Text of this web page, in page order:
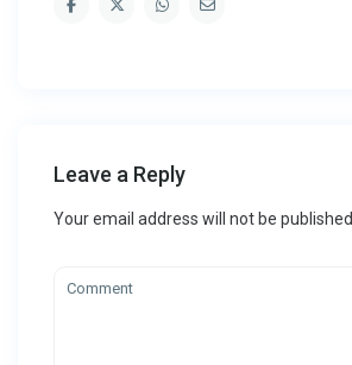
Leave a Reply
Your email address will not be published.